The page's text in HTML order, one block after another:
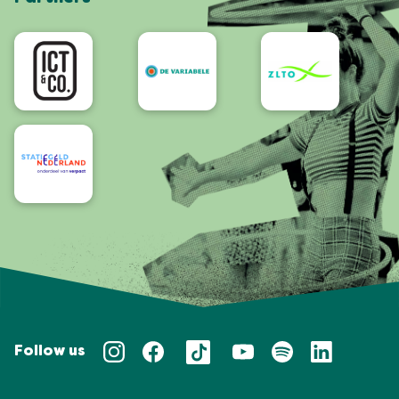
Accessibility
Follow us